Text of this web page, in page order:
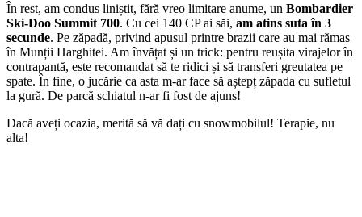
În rest, am condus liniștit, fără vreo limitare anume, un Bombardier
Ski-Doo Summit 700. Cu cei 140 CP ai săi, am atins suta în 3
secunde. Pe zăpadă, privind apusul printre brazii care au mai rămas
în Munții Harghitei. Am învățat și un trick: pentru reușita virajelor în
contrapantă, este recomandat să te ridici și să transferi greutatea pe
spate. În fine, o jucărie ca asta m-ar face să aștepț zăpada cu sufletul
la gură. De parcă schiatul n-ar fi fost de ajuns!
Dacă aveți ocazia, merită să vă dați cu snowmobilul! Terapie, nu
alta!